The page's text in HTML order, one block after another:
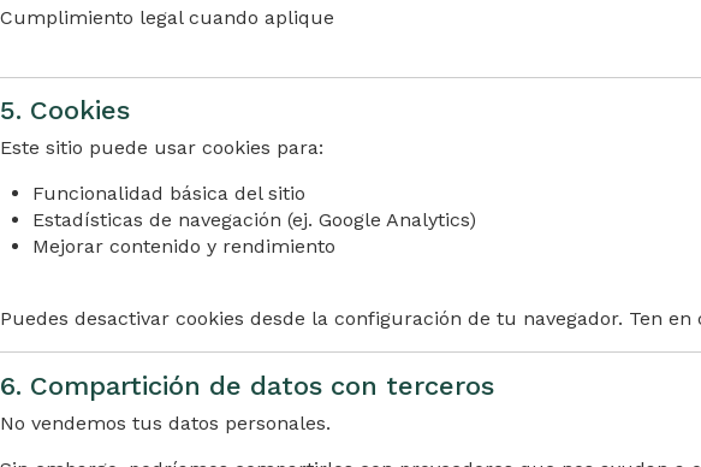
Cumplimiento legal cuando aplique
5. Cookies
Este sitio puede usar cookies para:
Funcionalidad básica del sitio
Estadísticas de navegación (ej. Google Analytics)
Mejorar contenido y rendimiento
Puedes desactivar cookies desde la configuración de tu navegador. Ten en
6. Compartición de datos con terceros
No vendemos tus datos personales.